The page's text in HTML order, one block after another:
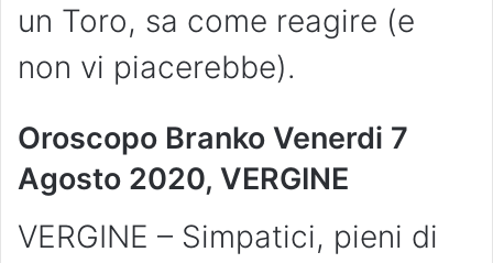
un Toro, sa come reagire (e
non vi piacerebbe).
Oroscopo Branko Venerdi 7
Agosto 2020, VERGINE
VERGINE – Simpatici, pieni di